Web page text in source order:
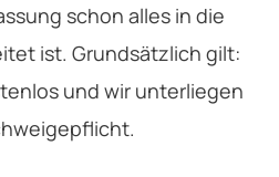
schon alles in die
ist. Grundsätzlich gilt:
und wir unterliegen